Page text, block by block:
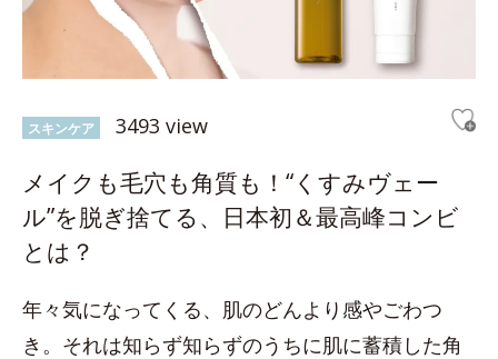
スキンケア 3493 view
メイクも毛穴も角質も！“くすみヴェー
ル”を脱ぎ捨てる、日本初＆最高峰コンビ
とは？
年々気になってくる、肌のどんより感やごわつ
き。それは知らず知らずのうちに肌に蓄積した角